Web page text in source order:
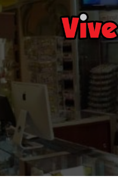
Saltar
contenido